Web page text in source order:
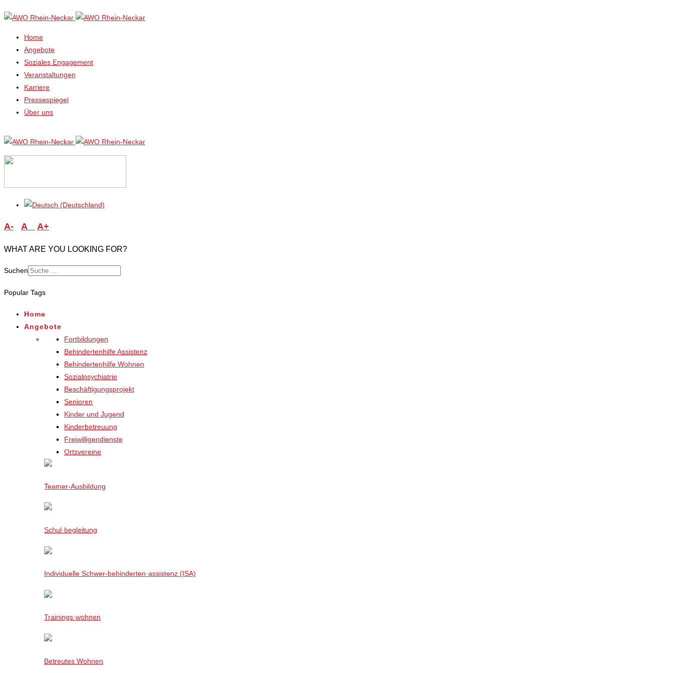
Home
Angebote
Soziales Engagement
Veranstaltungen
Karriere
Pressespiegel
Über uns
A- A A+
WHAT ARE YOU LOOKING FOR?
Suchen
Popular Tags
Home
Angebote
Fortbildungen
Behindertenhilfe Assistenz
Behindertenhilfe Wohnen
Sozialpsychiatrie
Beschäftigungsprojekt
Senioren
Kinder und Jugend
Kinderbetreuung
Freiwilligendienste
Ortsvereine
Teamer-Ausbildung
Schul·begleitung
Individuelle Schwer-behinderten·assistenz (ISA)
Trainings·wohnen
Betreutes Wohnen